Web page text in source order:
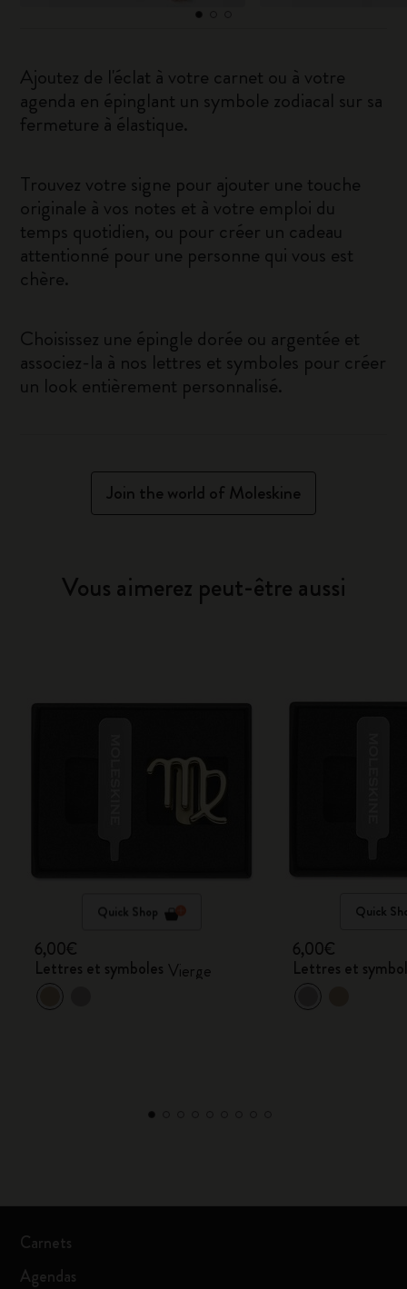
Ajoutez de l'éclat à votre carnet ou à votre
agenda en épinglant un symbole zodiacal sur sa
fermeture à élastique.
Trouvez votre signe pour ajouter une touche
originale à vos notes et à votre emploi du
temps quotidien, ou pour créer un cadeau
attentionné pour une personne qui vous est
chère.
Choisissez une épingle dorée ou argentée et
associez-la à nos lettres et symboles pour créer
un look entièrement personnalisé.
Join the world of Moleskine
Vous aimerez peut-être aussi
Quick Shop
6,00€
Lettres et symboles Vierge
Quick
6,00€
Lettres et
Carnets
Agendas